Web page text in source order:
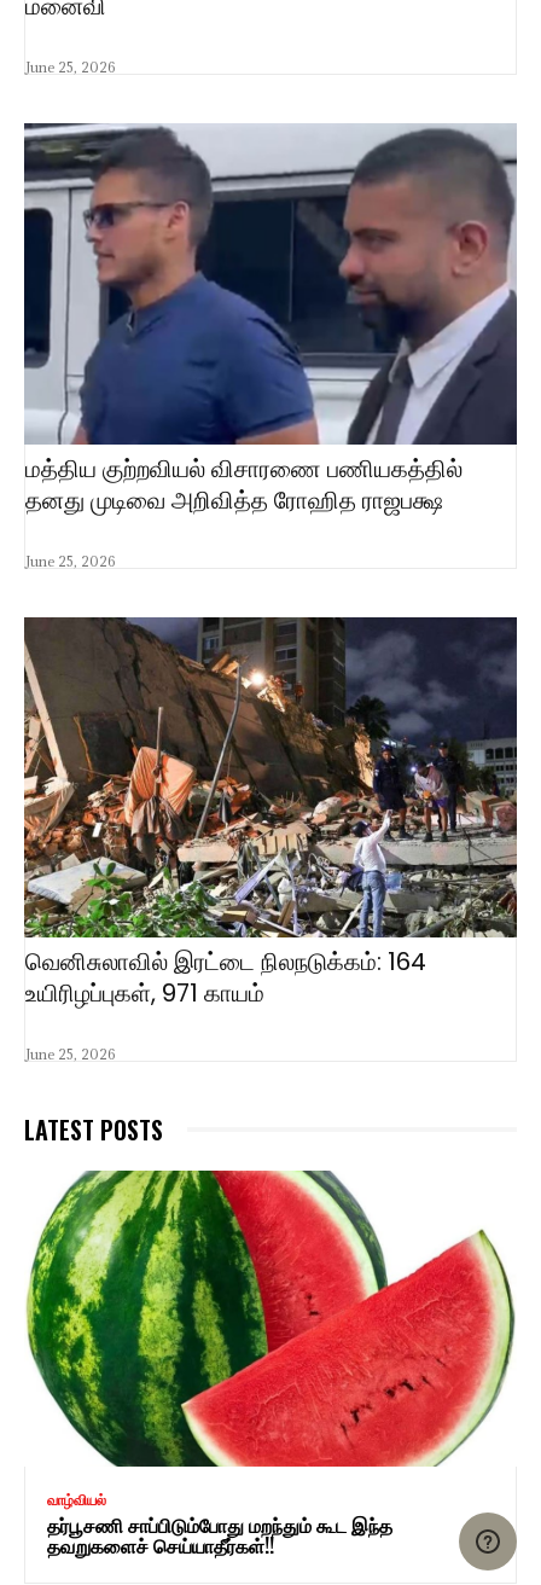
June 25, 2026
மத்திய குற்றவியல் விசாரணை பணியகத்தில்
தனது முடிவை அறிவித்த ரோஹித ராஜபக்ஷ
June 25, 2026
வெனிசுலாவில் இரட்டை நிலநடுக்கம்: 164
உயிரிழப்புகள், 971 காயம்
June 25, 2026
LATEST POSTS
வாழ்வியல்
தர்பூசணி சாப்பிடும்போது மறந்தும் கூட இந்த
தவறுகளைச் செய்யாதீர்கள்!!